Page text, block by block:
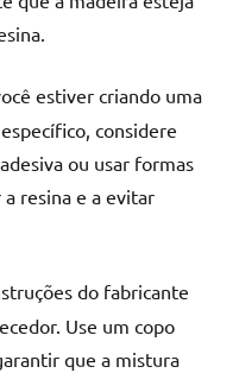
estiver criando uma
considere
ou usar formas
resina e a evitar
do fabricante
Use um copo
que a mistura